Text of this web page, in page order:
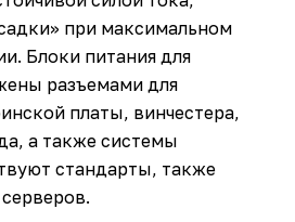
при максимальном
Блоки питания для
разъемами для
платы, винчестера,
а также системы
стандарты, также